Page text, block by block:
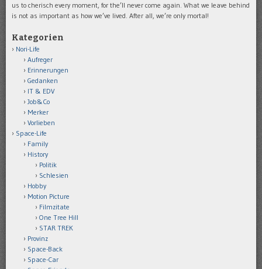
us to cherisch every moment, for the’ll never come again. What we leave behind
is not as important as how we’ve lived. After all, we’re only mortal!
Kategorien
Nori-Life
Aufreger
Erinnerungen
Gedanken
IT & EDV
Job&Co
Merker
Vorlieben
Space-Life
Family
History
Politik
Schlesien
Hobby
Motion Picture
Filmzitate
One Tree Hill
STAR TREK
Provinz
Space-Back
Space-Car